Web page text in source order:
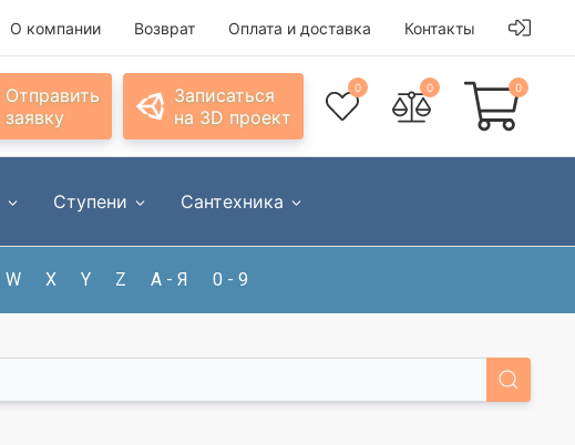
О компании Возврат Оплата и доставка Контакты
Отправить
заявку
Записаться
на 3D проект
0 0 0
Ступени Сантехника
W X Y Z А - Я 0 - 9